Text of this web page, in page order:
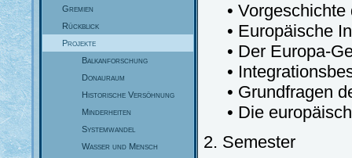
Gremien
Rückblick
Projekte
Balkanforschung
Donauraum
Historische Versöhnung
Minderheiten
Systemwandel
Wasser und Mensch
•
• Europäische
• Der Europa-
•
• Grundfragen
• Die
2. Semester